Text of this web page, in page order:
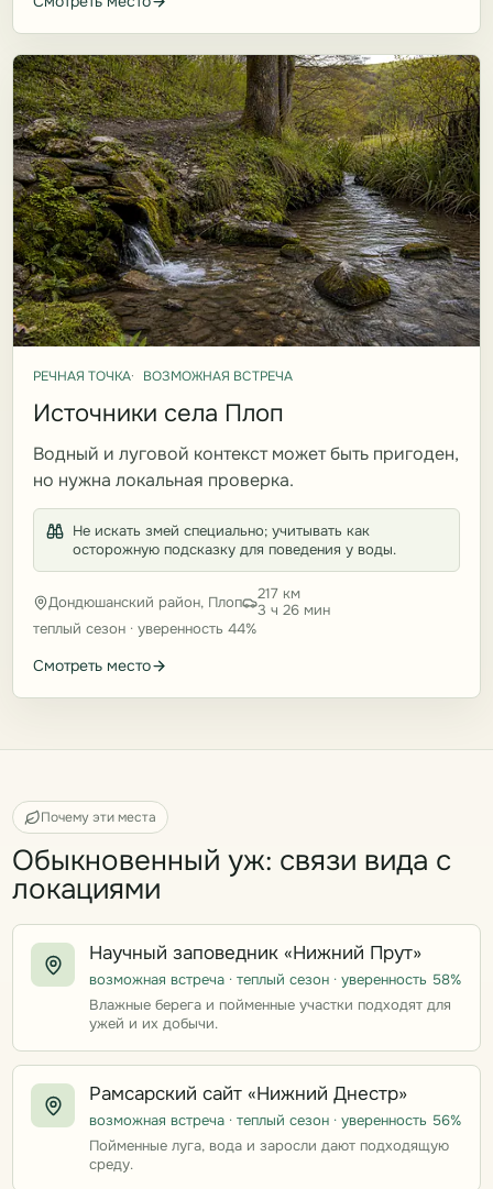
РЕЧНАЯ ТОЧКА ВОЗМОЖНАЯ ВСТРЕЧА
Источники села Плоп
Водный и луговой контекст может быть пригоден,
но нужна локальная проверка.
Не искать змей специально; учитывать как
осторожную подсказку для поведения у воды.
Дондюшанский район, Плоп
217 км
3 ч 26 мин
теплый сезон · уверенность 44%
Смотреть место
Почему эти места
Обыкновенный уж: связи вида с
локациями
Научный заповедник «Нижний Прут»
возможная встреча · теплый сезон · уверенность 58%
Влажные берега и пойменные участки подходят для
ужей и их добычи.
Рамсарский сайт «Нижний Днестр»
возможная встреча · теплый сезон · уверенность 56%
Пойменные луга, вода и заросли дают подходящую
среду.